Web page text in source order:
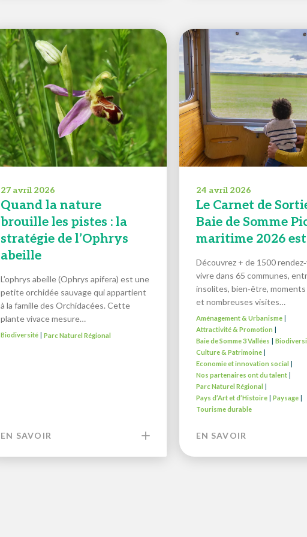
27 avril 2026
Quand la nature
brouille les pistes : la
stratégie de l’Ophrys
abeille
L’ophrys abeille (Ophrys apifera) est une
petite orchidée sauvage qui appartient
à la famille des Orchidacées. Cette
plante vivace mesure…
Biodiversité |Parc Naturel Régional
EN SAVOIR
24 avril 2026
Le Carnet de
Baie de Somme
maritime 2026
Découvrez + de 1500
vivre dans 65 communes,
insolites, bien‑être,
et nombreuses visites…
Aménagement & Urbanisme|
Attractivité & Promotion
Baie de Somme 3 Vallées
Culture & Patrimoine|
Economie et innovation social
Nos partenaires ont du talent|
Parc Naturel Régional
Pays d’Art et d’Histoire| Paysage|
Tourisme durable
EN SAVOIR